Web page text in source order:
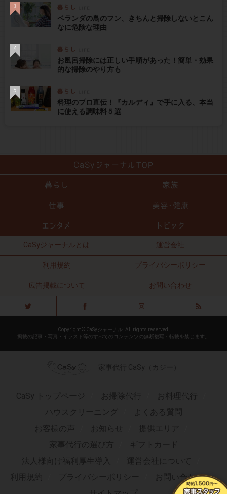
ベランダの鳥のフン、きちんと掃除しないとこん
なに危険な理由
お風呂掃除には正しい手順があった！簡単・効果
的な掃除のやり方も
料理のプロ直伝！『カルディ』で手に入る、本当
に使える調味料５選
CaSyジャーナルとは 運営会社
利用規約 プライバシーポリシー
広告掲載について お問い合わせ
Copyright © CaSyジャーナル. All rights reserved.
掲載の記事・写真・イラスト等のすべてのコンテンツの無断複写・転載を禁じます。
家事代行 CaSy（カジー）
CaSy トップページ お掃除代行
お料理代行
ハウスクリーニング
よくある質問
お客様の声
お知らせ
提供エリア
家事代行の選び方
ギフトカード
法人様向け福利厚生導入
運営会社について
利用規約
プライバシーポリシー
お問い合わせ